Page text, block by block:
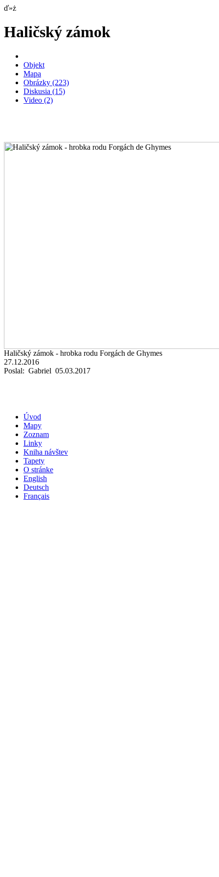
ď»ż
Haličský zámok
Objekt
Mapa
Obrázky (223)
Diskusia (15)
Video (2)
Haličský zámok - hrobka rodu Forgách de Ghymes
27.12.2016
Poslal: Gabriel 05.03.2017
Úvod
Mapy
Zoznam
Linky
Kniha návštev
Tapety
O stránke
English
Deutsch
Français